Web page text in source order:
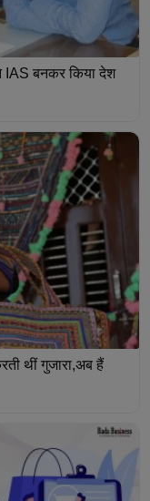
IAS बनकर किया देश
थीं गुजारा,अब हैं